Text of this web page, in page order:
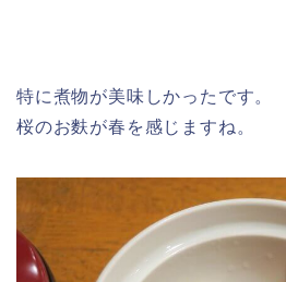
特に煮物が美味しかったです。
桜のお麩が春を感じますね。